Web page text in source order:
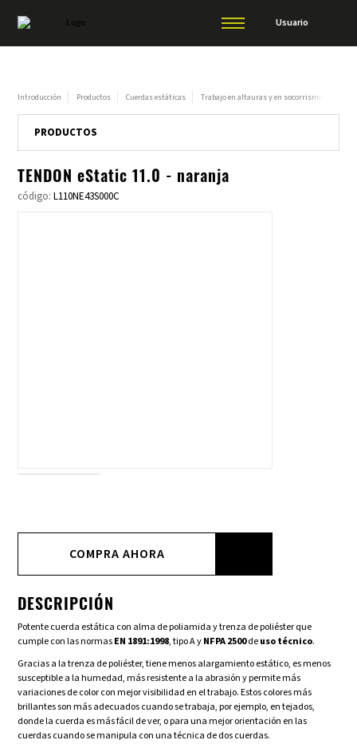
Usuario
Introducción Productos Cuerdas estáticas Trabajo en altauras y en socorrismo
PRODUCTOS
TENDON eStatic 11.0 - naranja
código:L110NE43S000C
COMPRA AHORA
DESCRIPCIÓN
Potente cuerda estática con alma de poliamida y trenza de poliéster que
cumple con las normasEN 1891:1998, tipo A yNFPA 2500deuso técnico.
Gracias a la trenza de poliéster, tiene menos alargamiento estático, es menos
susceptible a la humedad, más resistente a la abrasión y permite más
variaciones de color con mejor visibilidad en el trabajo. Estos colores más
brillantes son más adecuados cuando se trabaja, por ejemplo, en tejados,
donde la cuerda es más fácil de ver, o para una mejor orientación en las
cuerdas cuando se manipula con una técnica de dos cuerdas.